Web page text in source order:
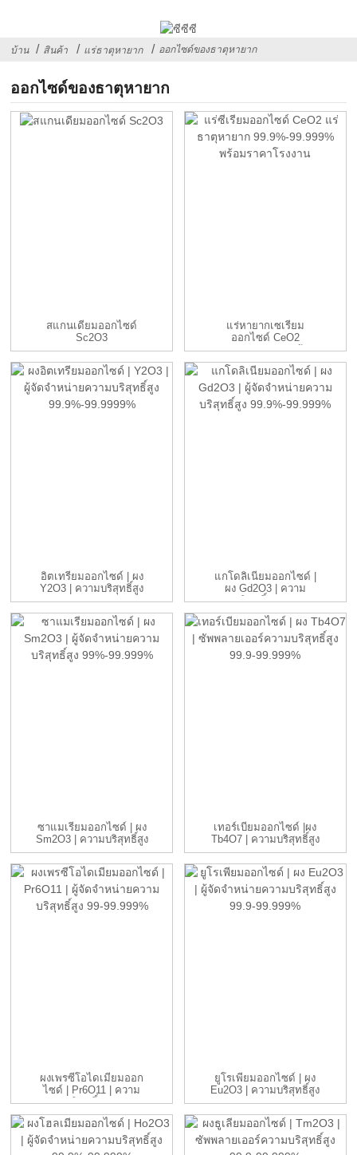
บ้าน สินค้า แร่ธาตุหายาก ออกไซด์ของธาตุหายาก
ออกไซด์ของธาตุหายาก
สแกนเดียมออกไซด์
Sc2O3
แร่หายากเซเรียม
ออกไซด์ CeO2
99.9%-99.999% พร้อม
ด้วย...
อิตเทรียมออกไซด์ | ผง
Y2O3 | ความบริสุทธิ์สูง
99.9%...
แกโดลิเนียมออกไซด์ |
ผง Gd2O3 | ความ
บริสุทธิ์สูง 9...
ซาแมเรียมออกไซด์ | ผง
Sm2O3 | ความบริสุทธิ์สูง
99%...
เทอร์เบียมออกไซด์ |ผง
Tb4O7 | ความบริสุทธิ์สูง
99.9-9...
ผงเพรซีโอไดเมียมออก
ไซด์ | Pr6O11 | ความ
บริสุทธิ์สูง...
ยูโรเพียมออกไซด์ | ผง
Eu2O3 | ความบริสุทธิ์สูง
99....